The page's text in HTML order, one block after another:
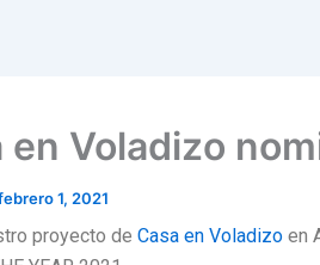
en Voladizo
1, 2021
proyecto de Casa en Voladizo en